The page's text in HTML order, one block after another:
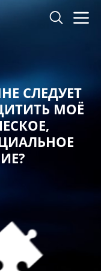
СЛЕДУЕТ
МОЁ